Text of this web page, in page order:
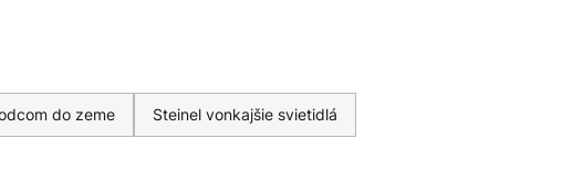
do zeme Steinel vonkajšie svietidlá